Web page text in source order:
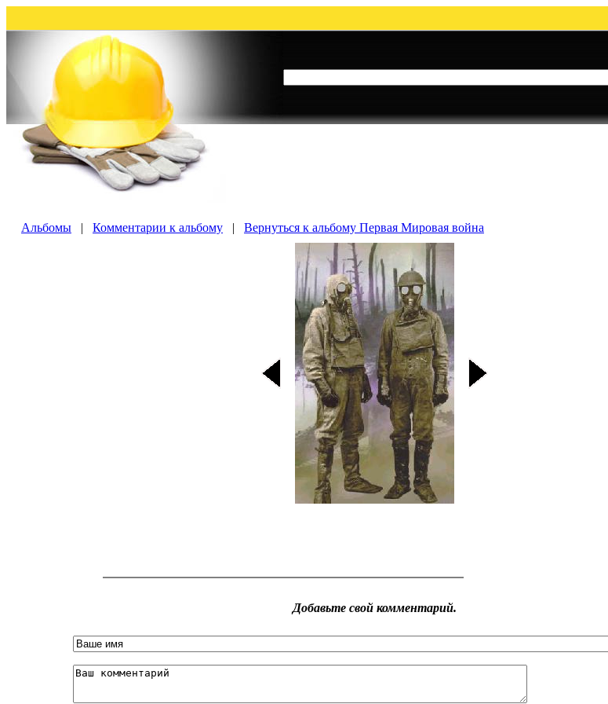
Альбомы | Комментарии к альбому | Вернуться к альбому Первая Мировая война
Добавьте свой комментарий.